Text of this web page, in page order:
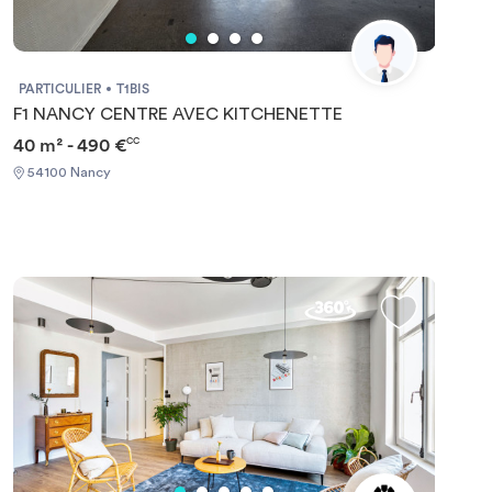
PARTICULIER T1BIS
F1 NANCY CENTRE AVEC KITCHENETTE
40 m² - 490 €CC
54100 Nancy